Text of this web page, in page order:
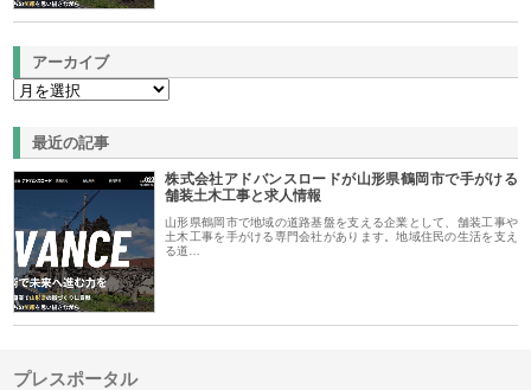
アーカイブ
最近の記事
株式会社アドバンスロードが山形県鶴岡市で手がける
舗装土木工事と求人情報
山形県鶴岡市で地域の道路基盤を支える企業として、舗装工事や
土木工事を手がける専門会社があります。地域住民の生活を支え
る道…
プレスポータル